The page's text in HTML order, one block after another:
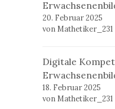
20. Februar 2025
von Mathetiker_231
Digitale
18. Februar 2025
von Mathetiker_231